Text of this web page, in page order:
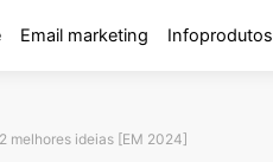
Email marketing Infoprodutos
melhores ideias [EM 2024]